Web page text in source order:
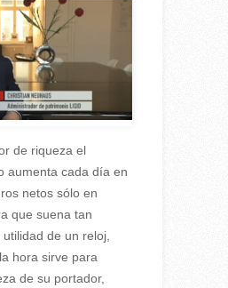
de riqueza el
aumenta cada día en
netos sólo en
que suena tan
de un reloj,
hora sirve para
de su portador,